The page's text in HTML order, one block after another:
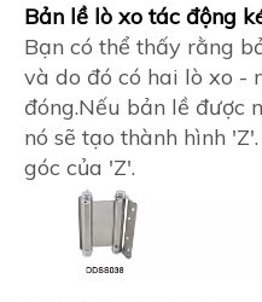
Bản lề lò xo tác động
Bạn có thể thấy rằng
và do đó có hai lò xo -
đóng.Nếu bản lề được
nó sẽ tạo thành hình
góc của 'Z'.